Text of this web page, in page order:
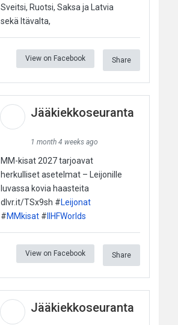
Sveitsi, Ruotsi, Saksa ja Latvia
sekä Itävalta,
View on Facebook Share
Jääkiekkoseuranta
1 month 4 weeks ago
MM-kisat 2027 tarjoavat
herkulliset asetelmat – Leijonille
luvassa kovia haasteita
dlvr.it/TSx9sh #Leijonat
#MMkisat#IIHFWorlds
View on Facebook Share
Jääkiekkoseuranta